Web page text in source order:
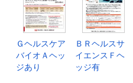
Ｇヘルスケア
バイオＡヘッ
ジあり
ＢＲヘルスサ
イエンスＦヘ
ッジ有